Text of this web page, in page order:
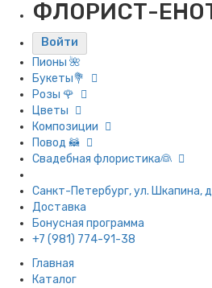
ФЛОРИСТ-
Войти
Пионы 🌺
Букеты💐
Розы 🌹
Цветы
Композиции
Повод 🦝
Свадебная флористика👰
Санкт-Петербург, ул. Шкапина,
Доставка
Бонусная программа
+7 (981) 774-91-38
Главная
Каталог